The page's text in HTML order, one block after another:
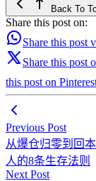
Back To
Share this post on:
Share this post
Share this post
this post on
Previous Post
从爆仓归零到回
人的8条生存法则
Next Post